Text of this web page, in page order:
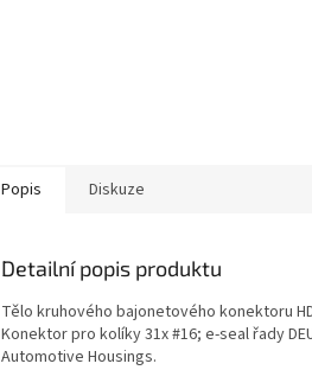
Popis Diskuze
Detailní popis produktu
Tělo kruhového bajonetového konektoru
Konektor pro kolíky 31x #16; e-seal řady
Automotive Housings.